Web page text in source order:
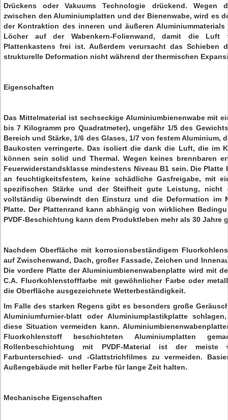
Drückens oder Vakuums Technologie drückend. Wegen
zwischen den Aluminiumplatten und der Bienenwabe, wird es
der Kontraktion des inneren und äußeren
Löcher auf der Wabenkern-Folienwand, damit die Luft
Plattenkastens frei ist. Außerdem verursacht das Schieben
strukturelle Deformation nicht während der thermischen
Eigenschaften
Das Mittelmaterial ist sechseckige Aluminiumbienenwabe mit
bis 7 Kilogramm pro Quadratmeter), ungefähr 1/5 des
Bereich und Stärke, 1/6 des Glases, 1/7 von festem Aluminium,
Baukosten verringerte. Das isoliert die dank die Luft, die im
können sein solid und Thermal. Wegen keines brennbaren
Feuerwiderstandsklasse mindestens Niveau B1 sein. Die
an feuchtigkeitsfestem, keine schädliche Gasfreigabe, mit
spezifischen Stärke und der Steifheit gute Leistung, nicht
vollständig überwindt den Einsturz und die Deformation im
Platte. Der Plattenrand kann abhängig von wirklichen
PVDF-Beschichtung kann dem Produktleben mehr als 30 Jahre
Nachdem Oberfläche mit korrosionsbeständigem
auf Zwischenwand, Dach, großer Fassade, Zeichen und
Die vordere Platte der Aluminiumbienenwabenplatte wird mit
C.A. Fluorkohlenstofffarbe mit gewöhnlicher Farbe oder
die Oberfläche ausgezeichnete Wetterbeständigkeit.
Im Falle des starken Regens gibt es besonders große
Aluminiumfurnier-blatt oder Aluminiumplastikplatte
diese Situation vermeiden kann.
Fluorkohlenstoff beschichteten Aluminiumplatten
Rollenbeschichtung mit PVDF-Material ist der
Farbunterschied- und -Glattstrichfilmes zu vermeiden.
Außengebäude mit heller Farbe für lange Zeit halten.
Mechanische Eigenschaften